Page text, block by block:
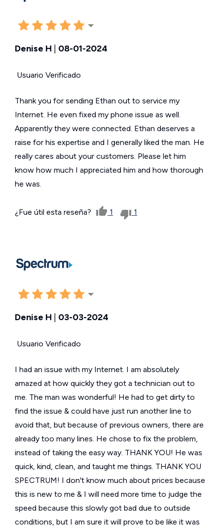
Denise H 08-01-2024
Usuario Verificado
Thank you for sending Ethan out to service my
Internet. He even fixed my phone issue as well.
Apparently they were connected. Ethan deserves a
raise for his expertise and I generally liked the man. He
really cares about your customers. Please let him
know how much I appreciated him and how thorough
he was.
¿Fue útil esta reseña? 1 1
Denise H | 03-03-2024
Usuario Verificado
I had an issue with my Internet. I am absolutely
amazed at how quickly they got a technician out to
me. The man was wonderful! He had to get dirty to
find the issue & could have just run another line to
avoid that, but because of previous owners, there are
already too many lines. He chose to fix the problem,
instead of taking the easy way. THANK YOU! He was
quick, kind, clean, and taught me things. THANK YOU
SPECTRUM! I don't know much about prices because
this is new to me & I will need more time to judge the
speed because this slowly got bad due to outside
conditions, but I am sure it will prove to be like it was